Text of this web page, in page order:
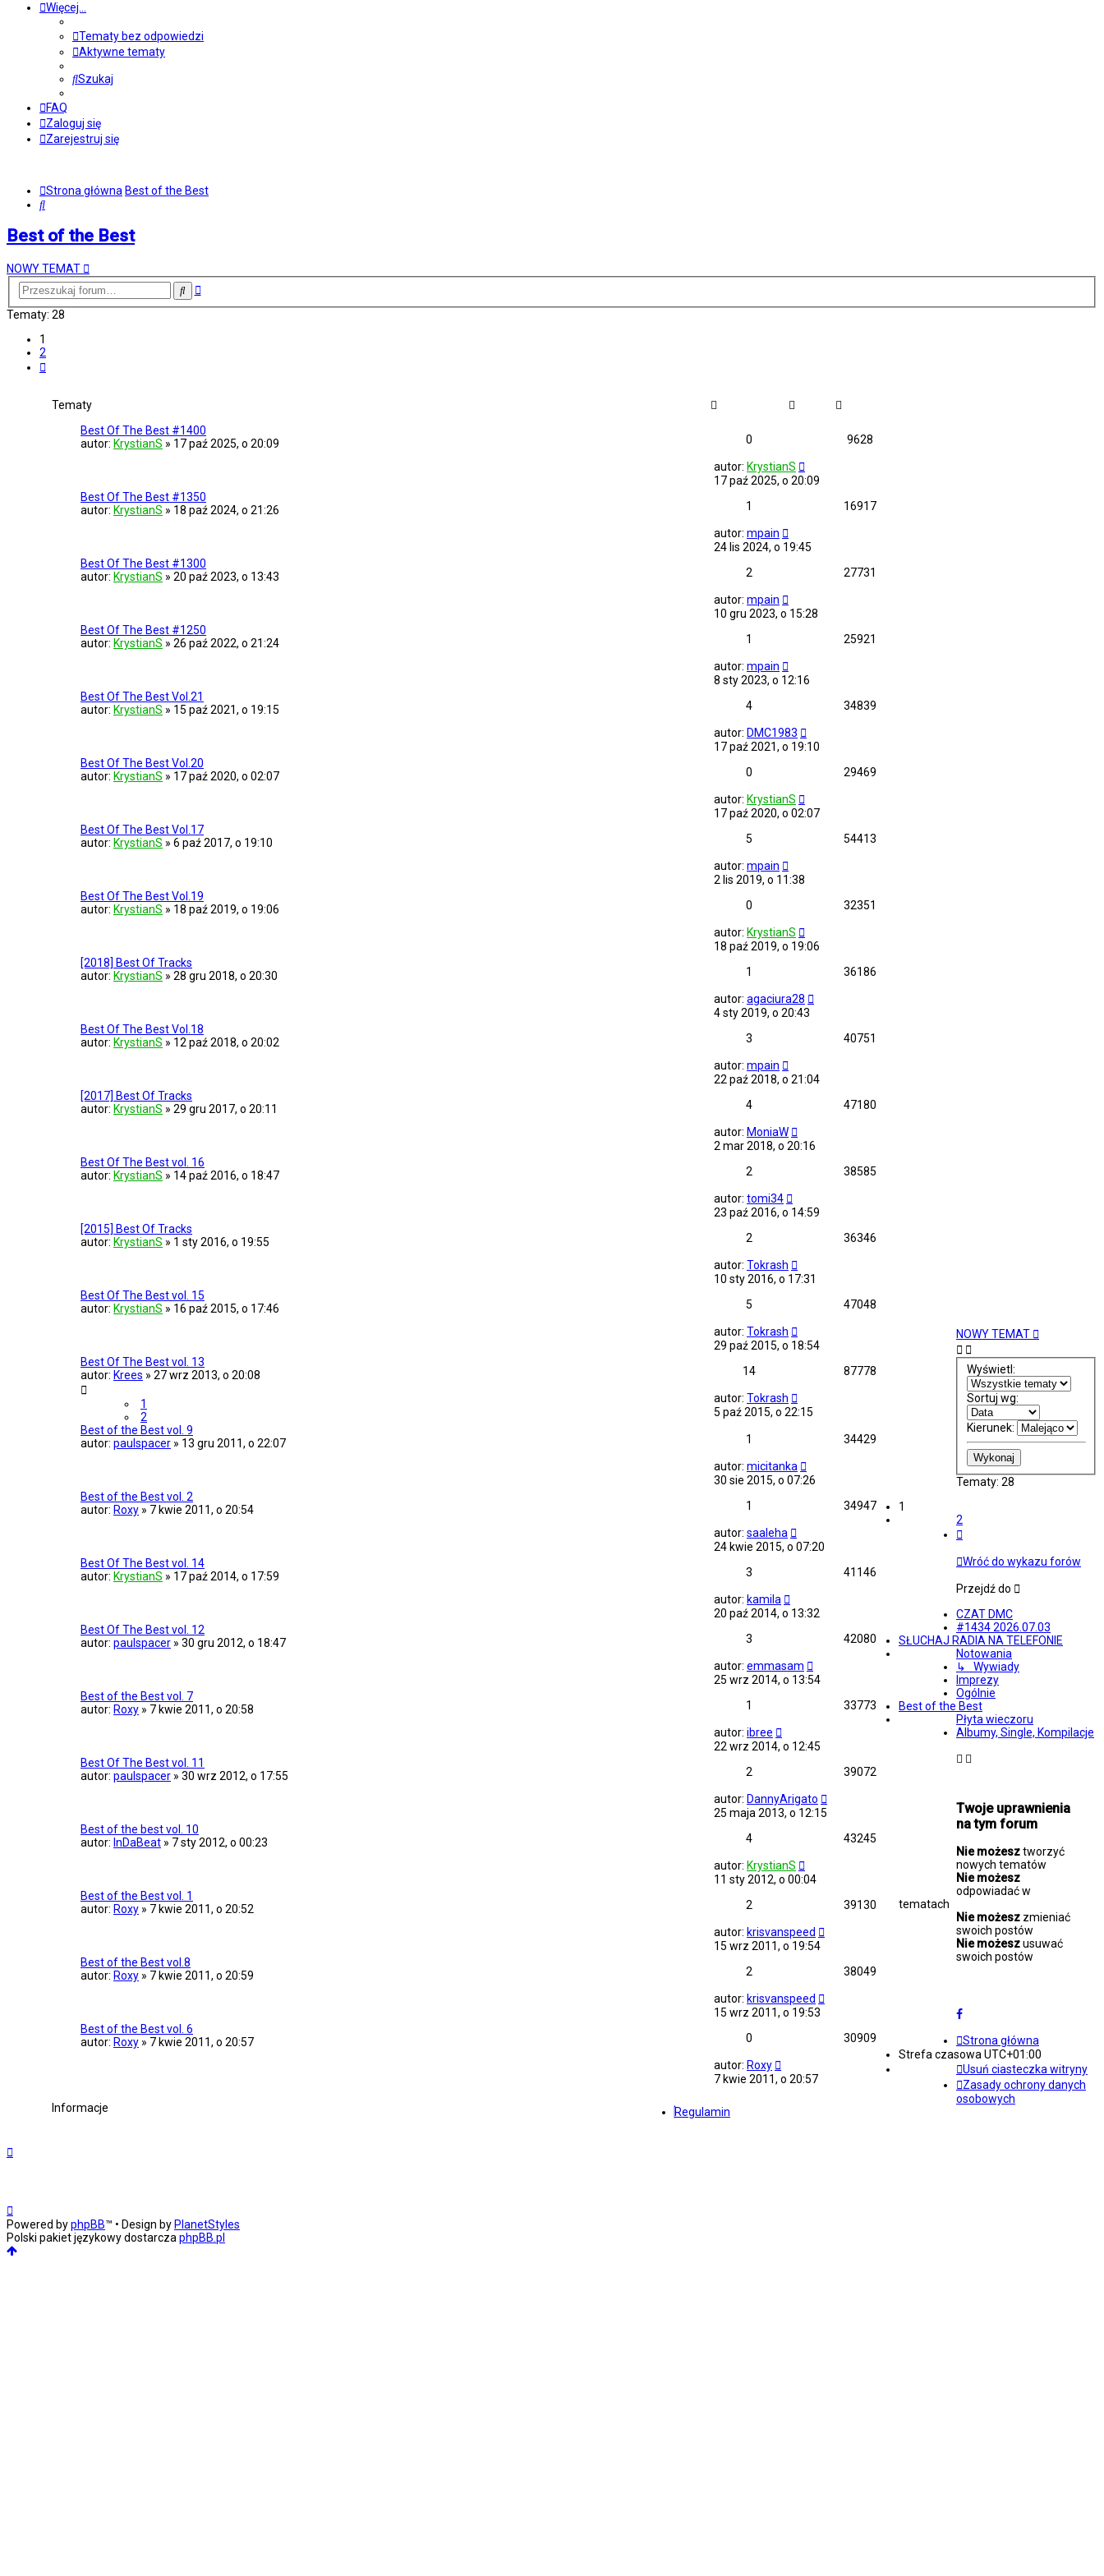
Więcej…
Tematy bez odpowiedzi
Aktywne tematy
Szukaj
FAQ
Zaloguj się
Zarejestruj się
Strona główna Best of the Best
Szukaj
Best of the Best
NOWY TEMAT
SzukajWyszukiwanie
Tematy: 28
1
2
Tematy
Best Of The Best #1400
autor: KrystianS » 17 paź 2025, o 20:09 0 9628
autor: KrystianS
17 paź 2025, o 20:09
Best Of The Best #1350
autor: KrystianS » 18 paź 2024, o 21:26 1 16917
autor: mpain
24 lis 2024, o 19:45
Best Of The Best #1300
autor: KrystianS » 20 paź 2023, o 13:43 2 27731
autor: mpain
10 gru 2023, o 15:28
Best Of The Best #1250
autor: KrystianS » 26 paź 2022, o 21:24 1 25921
autor: mpain
8 sty 2023, o 12:16
Best Of The Best Vol.21
autor: KrystianS » 15 paź 2021, o 19:15 4 34839
autor: DMC1983
17 paź 2021, o 19:10
Best Of The Best Vol.20
autor: KrystianS » 17 paź 2020, o 02:07 0 29469
autor: KrystianS
17 paź 2020, o 02:07
Best Of The Best Vol.17
autor: KrystianS » 6 paź 2017, o 19:10 5 54413
autor: mpain
2 lis 2019, o 11:38
Best Of The Best Vol.19
autor: KrystianS » 18 paź 2019, o 19:06 0 32351
autor: KrystianS
18 paź 2019, o 19:06
[2018] Best Of Tracks
autor: KrystianS » 28 gru 2018, o 20:30 1 36186
autor: agaciura28
4 sty 2019, o 20:43
Best Of The Best Vol.18
autor: KrystianS » 12 paź 2018, o 20:02 3 40751
autor: mpain
22 paź 2018, o 21:04
[2017] Best Of Tracks
autor: KrystianS » 29 gru 2017, o 20:11 4 47180
autor: MoniaW
2 mar 2018, o 20:16
Best Of The Best vol. 16
autor: KrystianS » 14 paź 2016, o 18:47 2 38585
autor: tomi34
23 paź 2016, o 14:59
[2015] Best Of Tracks
autor: KrystianS » 1 sty 2016, o 19:55 2 36346
autor: Tokrash
10 sty 2016, o 17:31
Best Of The Best vol. 15
autor: KrystianS » 16 paź 2015, o 17:46 5 47048
autor: Tokrash
29 paź 2015, o 18:54
Best Of The Best vol. 13
autor: Krees » 27 wrz 2013, o 20:08
1
2
14 87778
autor: Tokrash
5 paź 2015, o 22:15
Best of the Best vol. 9
autor: paulspacer » 13 gru 2011, o 22:07 1 34429
autor: micitanka
30 sie 2015, o 07:26
Best of the Best vol. 2
autor: Roxy » 7 kwie 2011, o 20:54 1 34947
autor: saaleha
24 kwie 2015, o 07:20
Best Of The Best vol. 14
autor: KrystianS » 17 paź 2014, o 17:59 3 41146
autor: kamila
20 paź 2014, o 13:32
Best Of The Best vol. 12
autor: paulspacer » 30 gru 2012, o 18:47 3 42080
autor: emmasam
25 wrz 2014, o 13:54
Best of the Best vol. 7
autor: Roxy » 7 kwie 2011, o 20:58 1 33773
autor: ibree
22 wrz 2014, o 12:45
Best Of The Best vol. 11
autor: paulspacer » 30 wrz 2012, o 17:55 2 39072
autor: DannyArigato
25 maja 2013, o 12:15
Best of the best vol. 10
autor: InDaBeat » 7 sty 2012, o 00:23 4 43245
autor: KrystianS
11 sty 2012, o 00:04
Best of the Best vol. 1
autor: Roxy » 7 kwie 2011, o 20:52 2 39130
autor: krisvanspeed
15 wrz 2011, o 19:54
Best of the Best vol.8
autor: Roxy » 7 kwie 2011, o 20:59 2 38049
autor: krisvanspeed
15 wrz 2011, o 19:53
Best of the Best vol. 6
autor: Roxy » 7 kwie 2011, o 20:57 0 30909
autor: Roxy
7 kwie 2011, o 20:57
NOWY TEMAT
Wyświetl:
Sortuj wg:
Kierunek:
Tematy: 28
1
2
Wróć do wykazu forów
Przejdź do
CZAT DMC
#1434 2026.07.03
SŁUCHAJ RADIA NA TELEFONIE
Notowania
↳ Wywiady
Imprezy
Ogólnie
Best of the Best
Płyta wieczoru
Albumy, Single, Kompilacje
Informacje
Twoje uprawnienia
na tym forum
Nie możesztworzyć
nowych tematów
Nie możesz
odpowiadać w
tematach
Nie możesz zmieniać
swoich postów
Nie możeszusuwać
swoich postów
Strona główna
Strefa czasowa UTC+01:00
Usuń ciasteczka witryny
Zasady ochrony danych
osobowych
Regulamin
Powered byphpBB™ • Design by PlanetStyles
Polski pakiet językowy dostarcza phpBB.pl